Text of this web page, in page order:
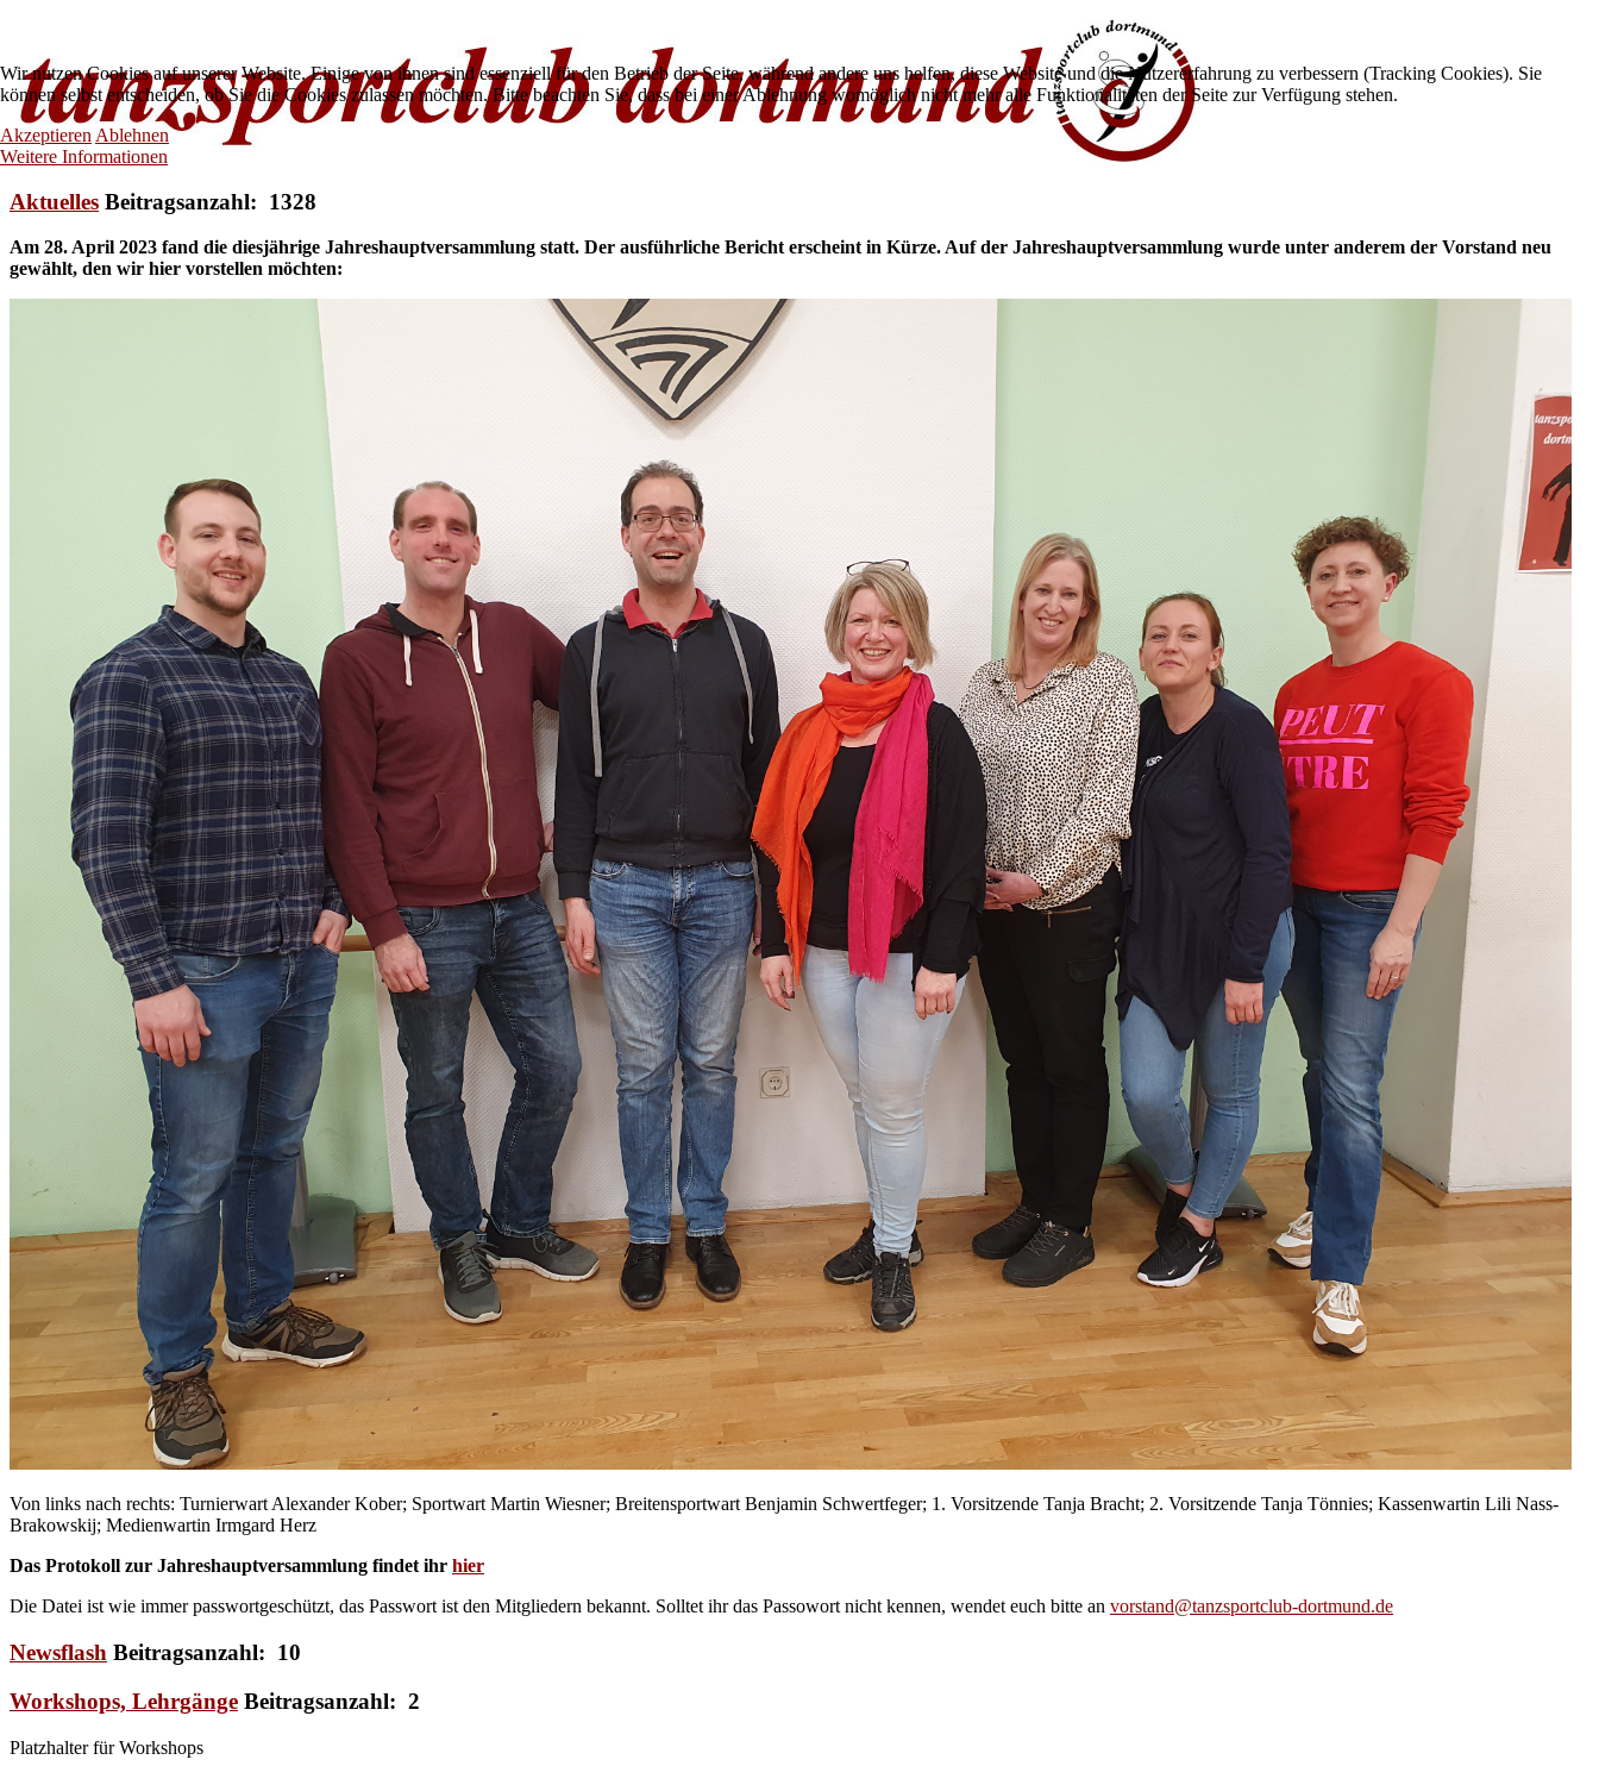
Aktuelles Beitragsanzahl: 1328
Am 28. April 2023 fand die diesjährige Jahreshauptversammlung statt. Der ausführliche Bericht erscheint in Kürze. Auf der Jahreshauptversammlung wurde unter anderem der Vorstand neu
gewählt, den wir hier vorstellen möchten:
Von links nach rechts: Turnierwart Alexander Kober; Sportwart Martin Wiesner; Breitensportwart Benjamin Schwertfeger; 1. Vorsitzende Tanja Bracht; 2. Vorsitzende Tanja Tönnies; Kassenwartin Lili Nass-
Brakowskij; Medienwartin Irmgard Herz
Das Protokoll zur Jahreshauptversammlung findet ihr hier
Die Datei ist wie immer passwortgeschützt, das Passwort ist den Mitgliedern bekannt. Solltet ihr das Passowort nicht kennen, wendet euch bitte an vorstand@tanzsportclub-dortmund.de
Newsflash Beitragsanzahl: 10
Workshops, Lehrgänge Beitragsanzahl: 2
Platzhalter für Workshops
Wir nutzen Cookies auf unserer Website. Einige von ihnen sind essenziell für den Betrieb der Seite, während andere uns helfen, diese Website und die Nutzererfahrung zu verbessern (Tracking Cookies). Sie
können selbst entscheiden, ob Sie die Cookies zulassen möchten. Bitte beachten Sie, dass bei einer Ablehnung womöglich nicht mehr alle Funktionalitäten der Seite zur Verfügung stehen.
Akzeptieren Ablehnen
Weitere Informationen